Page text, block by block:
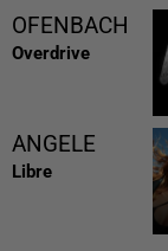
OFENBACH
Overdrive
ANGELE
Libre